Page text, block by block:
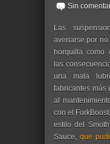
Sin
Las
averiarse por
horquilla como
las
una mala
fabricantes más
al
con el
estilo del
Sauce, que